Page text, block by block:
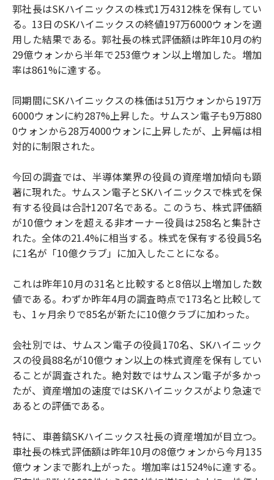
郭社長はSKハイニックスの株式1万4312株を保有してい
る。13日のSKハイニックスの終値197万6000ウォンを適
用した結果である。郭社長の株式評価額は昨年10月の約
29億ウォンから半年で253億ウォン以上増加した。増加
率は861%に達する。
同期間にSKハイニックスの株価は51万ウォンから197万
6000ウォンに約287%上昇した。サムスン電子も9万880
0ウォンから28万4000ウォンに上昇したが、上昇幅は相
対的に制限された。
今回の調査では、半導体業界の役員の資産増加傾向も顕
著に現れた。サムスン電子とSKハイニックスで株式を保
有する役員は合計1207名である。このうち、株式評価額
が10億ウォンを超える非オーナー役員は258名と集計さ
れた。全体の21.4%に相当する。株式を保有する役員5名
に1名が「10億クラブ」に加入したことになる。
これは昨年10月の31名と比較すると8倍以上増加した数
値である。わずか昨年4月の調査時点で173名と比較して
も、1ヶ月余りで85名が新たに10億クラブに加わった。
会社別では、サムスン電子の役員170名、SKハイニック
スの役員88名が10億ウォン以上の株式資産を保有してい
ることが調査された。絶対数ではサムスン電子が多かっ
たが、資産増加の速度ではSKハイニックスがより急速で
あるとの評価である。
特に、車善鎬SKハイニックス社長の資産増加が目立つ。
車社長の株式評価額は昨年10月の8億ウォンから今月135
億ウォンまで膨れ上がった。増加率は1524%に達する。